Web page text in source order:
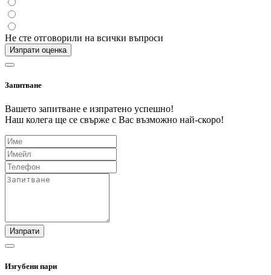
Не сте отговорили на всички въпроси
Изпрати оценка
Запитване
Вашето запитване е изпратено успешно!
Наш колега ще се свърже с Вас възможно най-скоро!
Изпрати
Изгубени пари